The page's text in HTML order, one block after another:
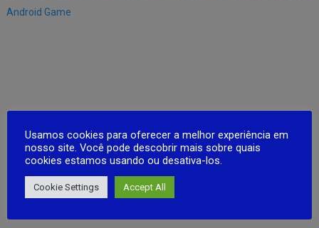
Android Game
Usamos cookies para oferecer a melhor experiência em
nosso site. Você pode descobrir mais sobre quais
cookies estamos usando ou desativa-los.
Cookie Settings Accept All